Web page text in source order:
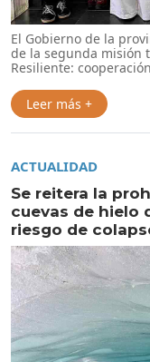
El Gobierno de la
de la segunda misión
Resiliente:
Leer más +
ACTUALIDAD
Se reitera la
cuevas de hielo
riesgo de